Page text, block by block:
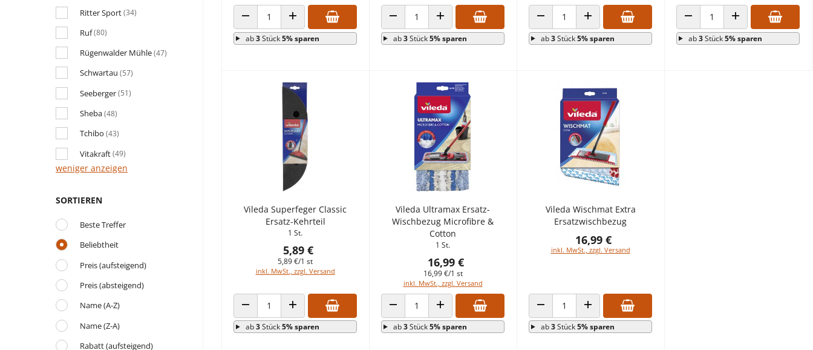
Ritter Sport(34)
Ruf(80)
Rügenwalder Mühle(47)
Schwartau (57)
Seeberger(51)
Sheba(48)
Tchibo (43)
Vitakraft(49)
weniger anzeigen
SORTIEREN
Beste Treffer
Beliebtheit
Preis (aufsteigend)
Preis (absteigend)
Name (A-Z)
Name (Z-A)
Rabatt (aufsteigend)
ANZAHL VERRINGERNANZAHL ERHÖHEN
ab3Stück5% sparen
ANZAHL VERRINGERNANZAHL ERHÖHEN
ab3Stück5% sparen
ANZAHL VERRINGERNANZAHL ERHÖHEN
ab3Stück5% sparen
ANZAHL VERRINGERNANZAHL ERHÖHEN
ab3Stück5% sparen
Vileda Superfeger Classic
Ersatz-Kehrteil
1 St.
5,89 €
5,89 €/1 st
inkl. MwSt., zzgl. Versand
ANZAHL VERRINGERNANZAHL ERHÖHEN
ab3Stück5% sparen
Vileda Ultramax Ersatz-
Wischbezug Microfibre &
Cotton
1 St.
16,99 €
16,99 €/1 st
inkl. MwSt., zzgl. Versand
ANZAHL VERRINGERNANZAHL ERHÖHEN
ab3Stück5% sparen
Vileda Wischmat Extra
Ersatzwischbezug
16,99 €
inkl. MwSt., zzgl. Versand
ANZAHL VERRINGERNANZAHL ERHÖHEN
ab3Stück5% sparen